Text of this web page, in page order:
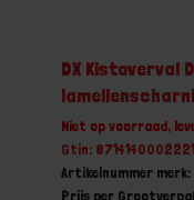
DX Kistoverval
Niet op voorraad,
Gtin:
Artikelnummer merk:
Prijs per